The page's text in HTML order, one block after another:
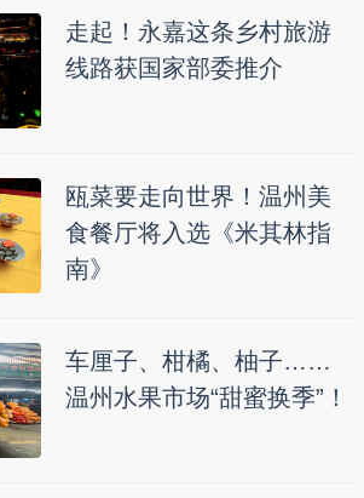
走起！永嘉这条乡村旅游
线路获国家部委推介
瓯菜要走向世界！温州美
食餐厅将入选《米其林指
南》
车厘子、柑橘、柚子……
温州水果市场“甜蜜换季”！